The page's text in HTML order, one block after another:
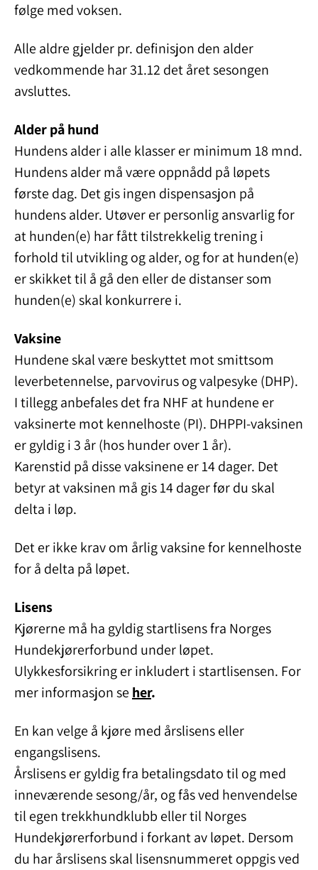
følge med voksen.
Alle aldre gjelder pr. definisjon den alder
vedkommende har 31.12 det året sesongen
avsluttes.
Alder på hund
Hundens alder i alle klasser er minimum 18 mnd.
Hundens alder må være oppnådd på løpets
første dag. Det gis ingen dispensasjon på
hundens alder. Utøver er personlig ansvarlig for
at hunden(e) har fått tilstrekkelig trening i
forhold til utvikling og alder, og for at hunden(e)
er skikket til å gå den eller de distanser som
hunden(e) skal konkurrere i.
Vaksine
Hundene skal være beskyttet mot smittsom
leverbetennelse, parvovirus og valpesyke (DHP).
I tillegg anbefales det fra NHF at hundene er
vaksinerte mot kennelhoste (PI). DHPPI-vaksinen
er gyldig i 3 år (hos hunder over 1 år).
Karenstid på disse vaksinene er 14 dager. Det
betyr at vaksinen må gis 14 dager før du skal
delta i løp.
Det er ikke krav om årlig vaksine for kennelhoste
for å delta på løpet.
Lisens
Kjørerne må ha gyldig startlisens fra Norges
Hundekjørerforbund under løpet.
Ulykkesforsikring er inkludert i startlisensen. For
mer informasjon se her.
En kan velge å kjøre med årslisens eller
engangslisens.
Årslisens er gyldig fra betalingsdato til og med
inneværende sesong/år, og fås ved henvendelse
til egen trekkhundklubb eller til Norges
Hundekjørerforbund i forkant av løpet. Dersom
du har årslisens skal lisensnummeret oppgis ved